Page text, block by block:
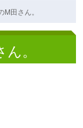
田さん。
。